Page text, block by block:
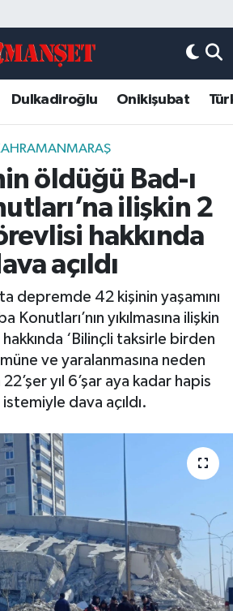
Dulkadiroğlu Onikişubat
öldüğü Bad-ı
ilişkin 2
hakkında
açıldı
depremde 42 kişinin yaşamını
Konutları’nın yıkılmasına ilişkin
‘Bilinçli taksirle birden
ve yaralanmasına neden
yıl 6’şar aya kadar hapis
istemiyle dava açıldı.
Nöbetçi Eczaneler
Hava Durumu
Trafik Yoğunluk Haritası
Durumu ve Fikstür